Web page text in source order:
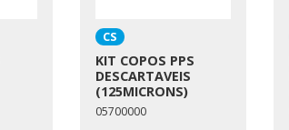
CS
KIT COPOS PPS
DESCARTAVEIS
(125MICRONS)
05700000